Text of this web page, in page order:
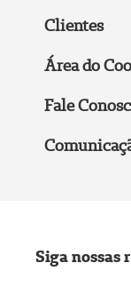
Clientes
Área do
Fale
Siga nossas